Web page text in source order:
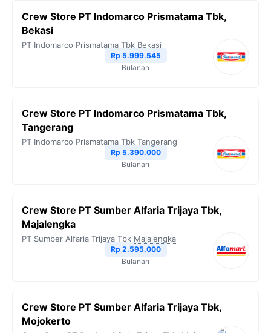
Crew Store PT Indomarco Prismatama Tbk,
Bekasi
PT Indomarco Prismatama Tbk Bekasi
Rp 5.999.545
Bulanan
Crew Store PT Indomarco Prismatama Tbk,
Tangerang
PT Indomarco Prismatama Tbk Tangerang
Rp 5.390.000
Bulanan
Crew Store PT Sumber Alfaria Trijaya Tbk,
Majalengka
PT Sumber Alfaria Trijaya Tbk Majalengka
Rp 2.595.000
Bulanan
Crew Store PT Sumber Alfaria Trijaya Tbk,
Mojokerto